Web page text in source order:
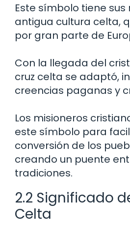
Este símbolo tiene sus
antigua cultura celta,
por gran parte de
Con la llegada del
cruz celta se adaptó,
creencias paganas y
Los misioneros
este símbolo para
conversión de los
creando un puente
tradiciones.
2.2 Significado
Celta